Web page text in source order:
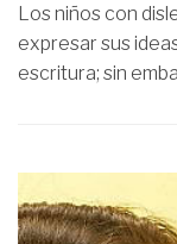
Los niños con
expresar sus
escritura; sin